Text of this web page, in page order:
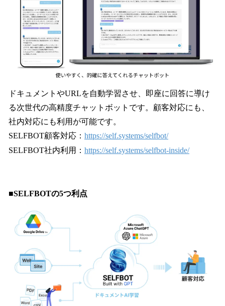
ドキュメントやURLを自動学習させ、即座に回答に導け
る次世代の高精度チャットボットです。顧客対応にも、
社内対応にも利用が可能です。
SELFBOT顧客対応： https://self.systems/selfbot/
SELFBOT社内利用： https://self.systems/selfbot-inside/
■SELFBOTの5つ利点